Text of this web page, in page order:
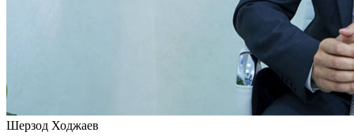
Шерзод Ходжаев